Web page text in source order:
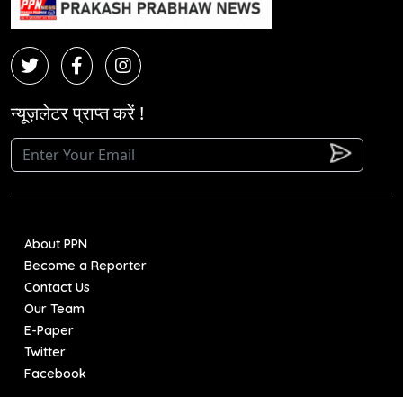
न्यूज़लेटर प्राप्त करें !
About PPN
Become a Reporter
Contact Us
Our Team
E-Paper
Twitter
Facebook